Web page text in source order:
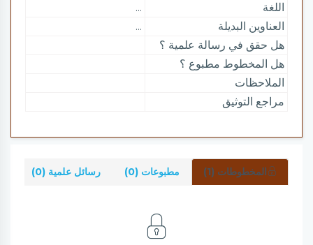
اللغة
...
العناوين البديلة
...
هل حقق في رسالة علمية ؟
هل المخطوط مطبوع ؟
الملاحظات
مراجع التوثيق
المخطوطات (1) مطبوعات (0) رسائل علمية (0)